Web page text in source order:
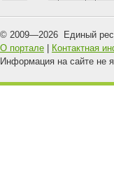
© 2009—2026 Единый
О портале
Контактная
Информация на сайте не